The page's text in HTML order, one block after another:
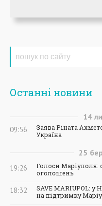
Останні новини
14
09:56
Заява Ріната
Україна
25
19:26
Голоси Маріуполя:
оголошень
18:32
SAVE MARIUPOL:
на підтримку